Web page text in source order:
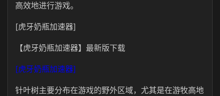
高效地进行游戏。
[虎牙奶瓶加速器]
【虎牙奶瓶加速器】最新版下载
[虎牙奶瓶加速器]
针叶树主要分布在游戏的野外区域，尤其是在游牧高地